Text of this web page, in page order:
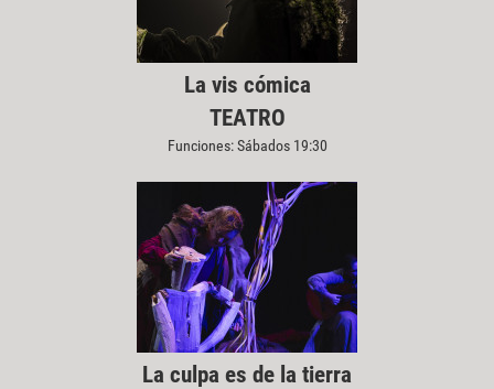
La vis cómica
TEATRO
Funciones: Sábados 19:30
La culpa es de la tierra